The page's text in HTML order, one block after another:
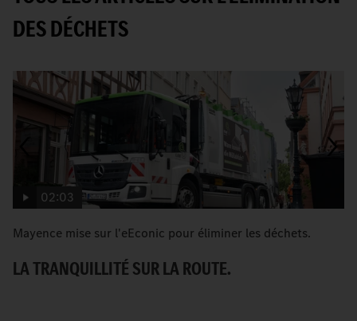
DES DÉCHETS
02:03
Mayence mise sur l'eEconic pour éliminer les déchets.
LA TRANQUILLITÉ SUR LA ROUTE.